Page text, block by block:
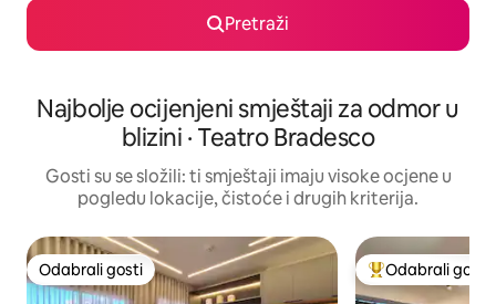
Pretraži
Najbolje ocijenjeni smještaji za odmor u
blizini · Teatro Bradesco
Gosti su se složili: ti smještaji imaju visoke ocjene u
pogledu lokacije, čistoće i drugih kriterija.
Odabrali gosti
Odabrali gosti Među najviše
Odabrali gosti